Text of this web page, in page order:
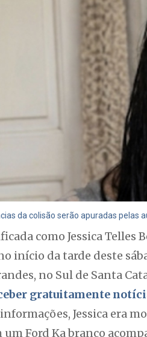
da colisão serão apuradas pelas
como Jessica Telles
início da tarde deste
no Sul de Santa
gratuitamente
Jessica era
um Ford Ka branco